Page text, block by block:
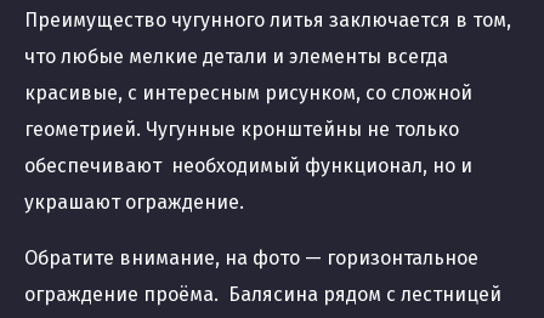
Преимущество чугунного литья заключается в том,
что любые мелкие детали и элементы всегда
красивые, с интересным рисунком, со сложной
геометрией. Чугунные кронштейны не только
обеспечивают необходимый функционал, но и
украшают ограждение.
Обратите внимание, на фото — горизонтальное
ограждение проёма. Балясина рядом с лестницей